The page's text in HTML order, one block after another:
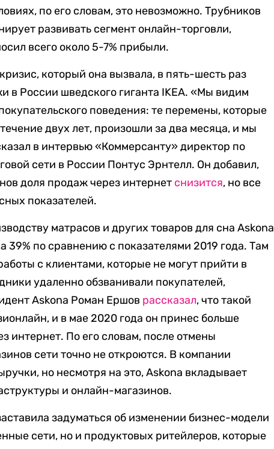
по его словам, это невозможно. Трубников
развивать сегмент онлайн-торговли,
всего около 5-7% прибыли.
который она вызвала, в пять-шесть раз
в России шведского гиганта IKEA. «Мы видим
поведения: те перемены, которые
двух лет, произошли за два месяца, и мы
в интервью «Коммерсанту» директор по
сети в России Понтус Эрнтелл. Он добавил,
доля продаж через интернет снизится, но все
показателей.
матрасов и других товаров для сна Askona
39% по сравнению с показателями 2019 года. Там
с клиентами, которые не могут прийти в
удаленно обзванивали покупателей,
Askona Роман Ершов рассказал, что такой
и в мае 2020 года он принес больше
интернет. По его словам, после отмены
сети точно не откроются. В компании
но несмотря на это, Askona вкладывает
и онлайн-магазинов.
задуматься об изменении бизнес-модели
сети, но и продуктовых ритейлеров, которые